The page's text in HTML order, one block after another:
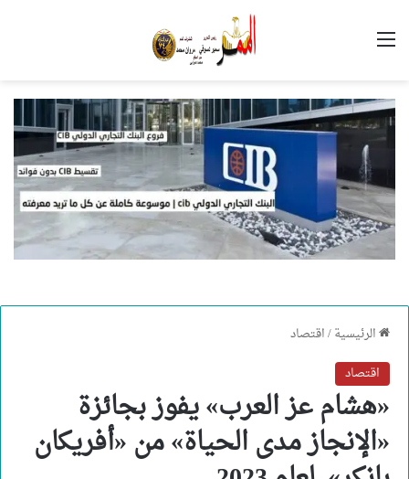
القائمة
الرئيسية/اقتصاد
اقتصاد
«هشام عز العرب» يفوز بجائزة
«الإنجاز مدى الحياة» من «أفريكان